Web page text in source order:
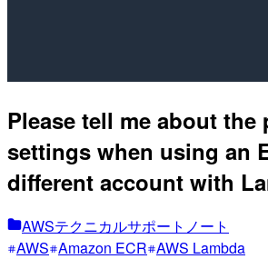
Please tell me about the
settings when using an
different account with
AWSテクニカルサポートノート
AWS Amazon ECR AWS Lambda